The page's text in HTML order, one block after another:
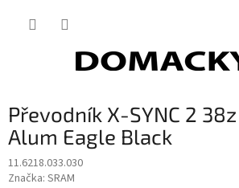
Převodník X-SYNC 2 38z
Alum Eagle Black
11.6218.033.030
Značka: SRAM